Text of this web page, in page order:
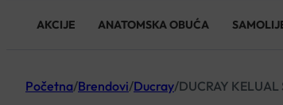
AKCIJE ANATOMSKA OBUĆA
Početna/Brendovi/Ducray/DUCRAY